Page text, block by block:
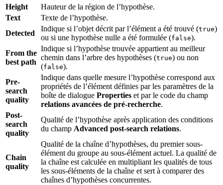
Height
Hauteur de la région de l’hypothèse.
Text
Texte de l’hypothèse.
Detected
Indique si l’objet décrit par l’élément a été trouvé (true)
ou si une hypothèse nulle a été formulée (false).
From the
best path
Indique si l’hypothèse trouvée appartient au meilleur
chemin dans l’arbre des hypothèses (true) ou non
(false).
Pre-
search
quality
Indique dans quelle mesure l’hypothèse correspond aux
propriétés de l’élément définies par les paramètres de la
boîte de dialogue Properties et par le code du champ
relations avancées de pré-recherche.
Post-
search
quality
Qualité de l’hypothèse après application des conditions
du champ Advanced post-search relations.
Chain
quality
Qualité de la chaîne d’hypothèses, du premier sous-
élément du groupe au sous-élément actuel. La qualité de
la chaîne est calculée en multipliant les qualités de tous
les sous-éléments de la chaîne et sert à comparer des
chaînes d’hypothèses concurrentes.